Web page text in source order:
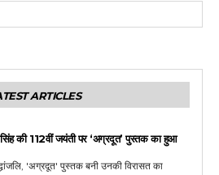
ARTICLES
की 112वीं जयंती पर ‘अग्रदूत’ पुस्तक का हुआ
'अग्रदूत' पुस्तक बनी उनकी विरासत का